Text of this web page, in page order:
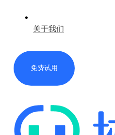
关于我们
免费试用